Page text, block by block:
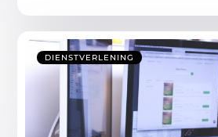
DIENSTVERLENING